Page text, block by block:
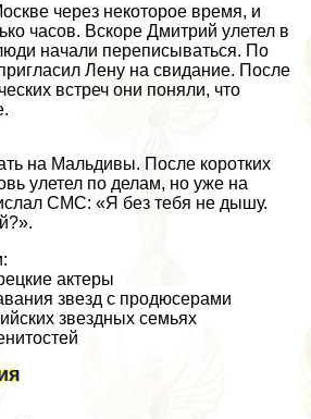
через некоторое время, и
часов. Вскоре Дмитрий улетел в
начали переписываться. По
Лену на свидание. После
встреч они поняли, что
на Мальдивы. После коротких
улетел по делам, но уже на
СМС: «Я без тебя не дышу.
актеры
звезд с продюсерами
звездных семьях